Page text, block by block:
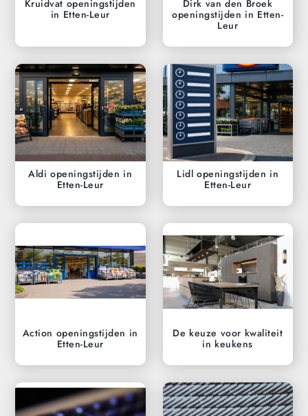
Kruidvat openingstijden
in Etten-Leur
Dirk van den Broek
openingstijden in Etten-
Leur
Aldi openingstijden in
Etten-Leur
Lidl openingstijden in
Etten-Leur
Action openingstijden in
Etten-Leur
De keuze voor kwaliteit
in keukens